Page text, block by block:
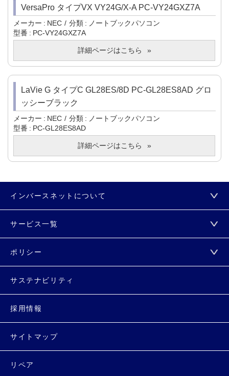
VersaPro タイプVX VY24G/X-A PC-VY24GXZ7A
メーカー NEC 分類
ノートブックパソコン
型番
PC-VY24GXZ7A
詳細ページはこちら
LaVie G タイプC GL28ES/8D PC-GL28ES8AD グロ
ッシーブラック
メーカー NEC 分類
ノートブックパソコン
型番
PC-GL28ES8AD
詳細ページはこちら
インバースネットについて
サービス一覧
ポリシー
サステナビリティ
採用情報
サイトマップ
リペア